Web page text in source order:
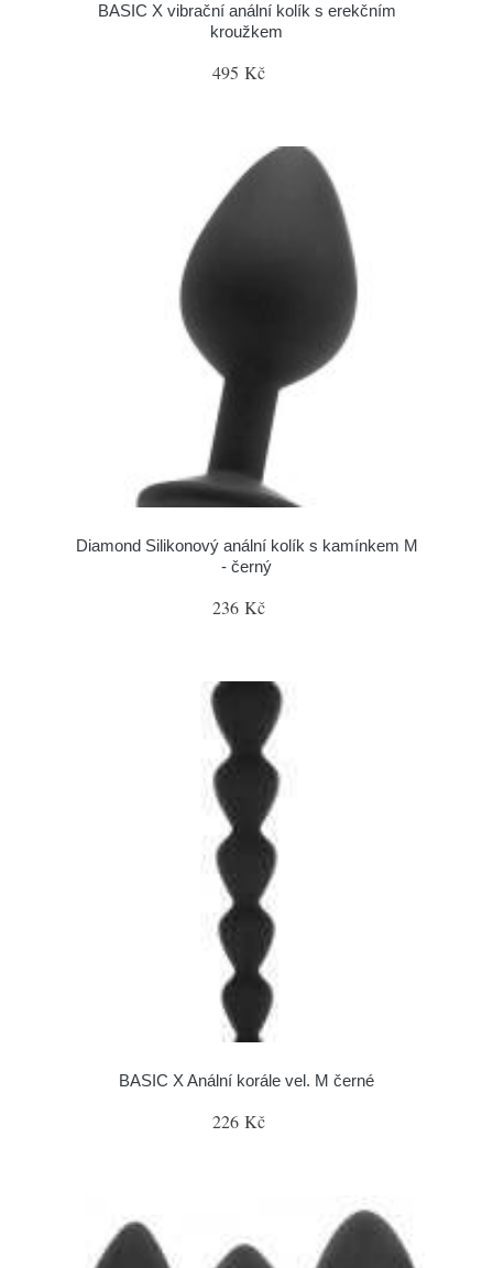
BASIC X vibrační anální kolík s erekčním
kroužkem
495 Kč
Diamond Silikonový anální kolík s kamínkem M
- černý
236 Kč
BASIC X Anální korále vel. M černé
226 Kč